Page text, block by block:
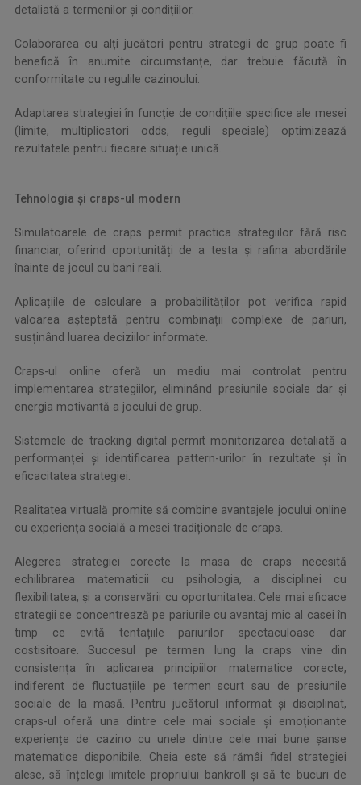
detaliată a termenilor și condițiilor.
Colaborarea cu alți jucători pentru strategii de grup poate fi
benefică în anumite circumstanțe, dar trebuie făcută în
conformitate cu regulile cazinoului.
Adaptarea strategiei în funcție de condițiile specifice ale mesei
(limite, multiplicatori odds, reguli speciale) optimizează
rezultatele pentru fiecare situație unică.
Tehnologia și craps-ul modern
Simulatoarele de craps permit practica strategiilor fără risc
financiar, oferind oportunități de a testa și rafina abordările
înainte de jocul cu bani reali.
Aplicațiile de calculare a probabilităților pot verifica rapid
valoarea așteptată pentru combinații complexe de pariuri,
susținând luarea deciziilor informate.
Craps-ul online oferă un mediu mai controlat pentru
implementarea strategiilor, eliminând presiunile sociale dar și
energia motivantă a jocului de grup.
Sistemele de tracking digital permit monitorizarea detaliată a
performanței și identificarea pattern-urilor în rezultate și în
eficacitatea strategiei.
Realitatea virtuală promite să combine avantajele jocului online
cu experiența socială a mesei tradiționale de craps.
Alegerea strategiei corecte la masa de craps necesită
echilibrarea matematicii cu psihologia, a disciplinei cu
flexibilitatea, și a conservării cu oportunitatea. Cele mai eficace
strategii se concentrează pe pariurile cu avantaj mic al casei în
timp ce evită tentațiile pariurilor spectaculoase dar
costisitoare. Succesul pe termen lung la craps vine din
consistența în aplicarea principiilor matematice corecte,
indiferent de fluctuațiile pe termen scurt sau de presiunile
sociale de la masă. Pentru jucătorul informat și disciplinat,
craps-ul oferă una dintre cele mai sociale și emoționante
experiențe de cazino cu unele dintre cele mai bune șanse
matematice disponibile. Cheia este să rămâi fidel strategiei
alese, să înțelegi limitele propriului bankroll și să te bucuri de